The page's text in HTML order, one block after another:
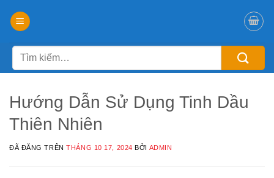
đến
dungTìm
kiếm:
Hướng Dẫn Sử Dụng Tinh Dầu
Thiên Nhiên
ĐÃ ĐĂNG TRÊNTHÁNG 10 17, 2024 BỞI ADMIN